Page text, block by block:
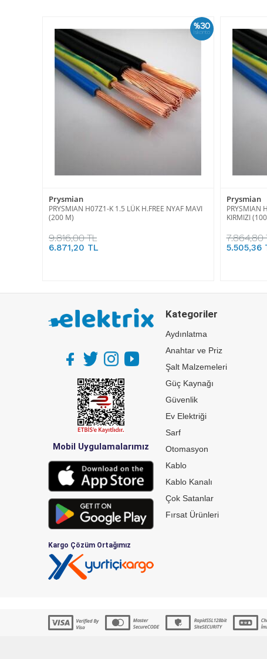
%30
İskonto
Prysmian
PRYSMIAN H07Z1-K 1.5 LÜK H.FREE NYAF MAVI
(200 M)
9.816,00 TL
6.871,20 TL
Prysmian
PRYSMIAN
KIRMIZI
7.864,80
5.505,36
Mobil Uygulamalarımız
Kargo Çözüm Ortağımız
Kategoriler
Aydınlatma
Anahtar ve Priz
Şalt Malzemeleri
Güç Kaynağı
Güvenlik
Ev Elektriği
Sarf
Otomasyon
Kablo
Kablo Kanalı
Çok Satanlar
Fırsat Ürünleri